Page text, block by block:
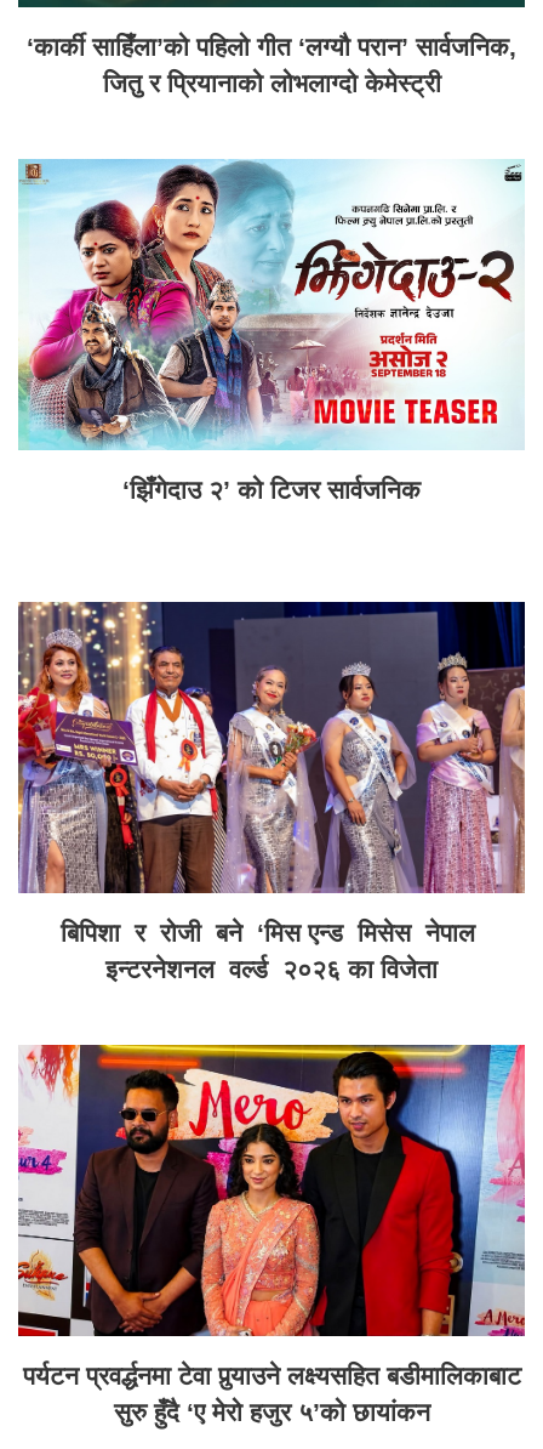
‘कार्की साहिँला’को पहिलो गीत ‘लग्यौ परान’ सार्वजनिक,
जितु र प्रियानाको लोभलाग्दो केमेस्ट्री
‘झिँगेदाउ २’ को टिजर सार्वजनिक
बिपिशा र रोजी बने ‘मिस एन्ड मिसेस नेपाल
इन्टरनेशनल वर्ल्ड २०२६ का विजेता
पर्यटन प्रवर्द्धनमा टेवा पुर्‍याउने लक्ष्यसहित बडीमालिकाबाट
सुरु हुँदै ‘ए मेरो हजुर ५’को छायांकन